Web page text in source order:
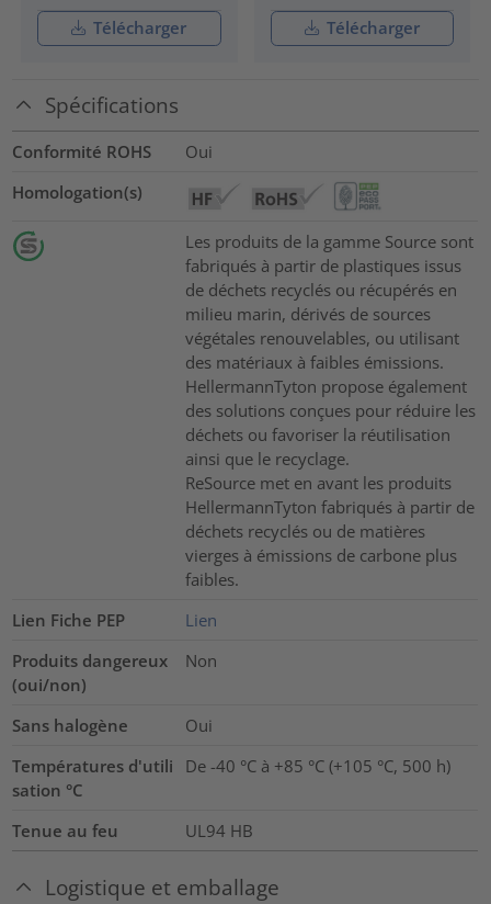
Télécharger Télécharger
Spécifications
Conformité ROHS
Oui
Homologation(s)
Les produits de la gamme Source sont
fabriqués à partir de plastiques issus
de déchets recyclés ou récupérés en
milieu marin, dérivés de sources
végétales renouvelables, ou utilisant
des matériaux à faibles émissions.
HellermannTyton propose également
des solutions conçues pour réduire les
déchets ou favoriser la réutilisation
ainsi que le recyclage.
ReSource met en avant les produits
HellermannTyton fabriqués à partir de
déchets recyclés ou de matières
vierges à émissions de carbone plus
faibles.
Lien Fiche PEP
Lien
Produits dangereux
(oui/non)
Non
Sans halogène
Oui
Températures d'utili
sation °C
De -40 °C à +85 °C (+105 °C, 500 h)
Tenue au feu UL94 HB
Logistique et emballage